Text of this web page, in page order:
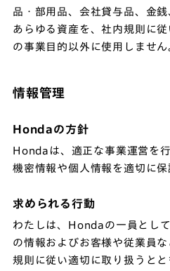
品・部用品、会社貸与品、金
あらゆる資産を、社内規則に
の事業目的以外に使用しません
情報管理
Hondaの方針
Hondaは、適正な事業運営を
機密情報や個人情報を適切に保
求められる行動
わたしは、Hondaの一員とし
の情報およびお客様や従業員
規則に従い適切に取り扱うと